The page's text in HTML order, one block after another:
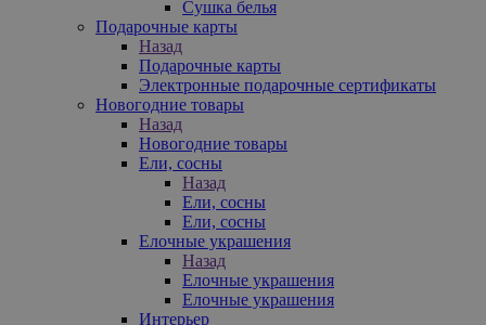
Сушка белья
Подарочные карты
Назад
Подарочные карты
Электронные подарочные сертификаты
Новогодние товары
Назад
Новогодние товары
Ели, сосны
Назад
Ели, сосны
Ели, сосны
Елочные украшения
Назад
Елочные украшения
Елочные украшения
Интерьер